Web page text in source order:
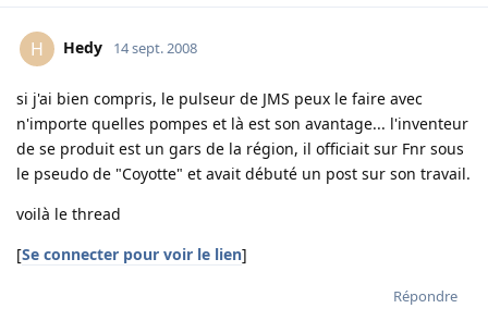
H Hedy 14 sept. 2008
si j'ai bien compris, le pulseur de JMS peux le faire avec
n'importe quelles pompes et là est son avantage... l'inventeur
de se produit est un gars de la région, il officiait sur Fnr sous
le pseudo de "Coyotte" et avait débuté un post sur son travail.
voilà le thread
[Se connecter pour voir le lien]
Répondre